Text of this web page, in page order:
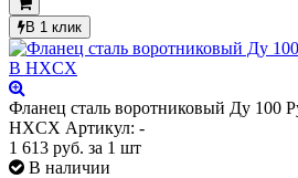
В 1 клик
Фланец сталь воротниковый Ду 100
HXCX Артикул: -
1 613 руб. за 1 шт
В наличии